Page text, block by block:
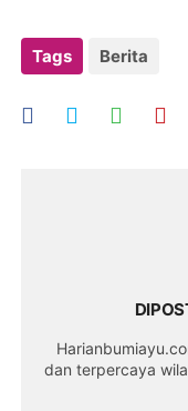
Tags Berita
dan terpercaya